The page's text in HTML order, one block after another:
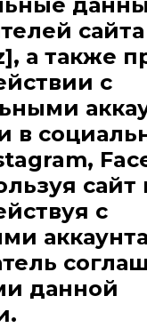
сайта
а также
с
в
с
данной